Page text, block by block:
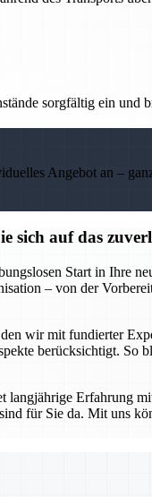
sorgfältig ein und
Angebot an –
sich auf das
Start in Ihre
– von der
wir mit fundierter
berücksichtigt.
langjährige Erfahrung
für Sie da. Mit uns